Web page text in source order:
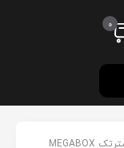
0
کیس مسترتک MEGABOX